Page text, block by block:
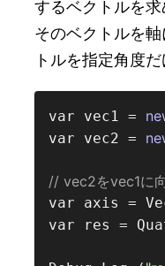
するベクトルを求
そのベクトルを
トルを指定角度
var vec1 =
var vec2 =
// vec2をvec1に
var axis =
var res =